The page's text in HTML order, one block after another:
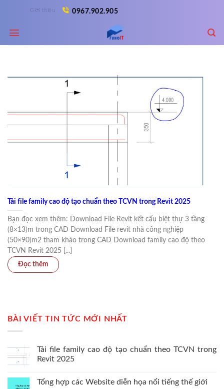
content
Giới thiệu 0967.902.905
Tải file family cao độ tạo chuẩn theo TCVN trong Revit 2025
Bạn đọc xem thêm: Download File Revit kết cấu biệt thự 3 tầng
(8×13)m trong CAD Download File revit nhà công nghiệp
(50×90)m2 tham khảo trong CAD Download family cao độ theo
TCVN Revit 2025 [...]
BÀI VIẾT TIN TỨC MỚI NHẤT
Tải file family cao độ tạo chuẩn theo TCVN trong
Revit 2025
Tổng hợp các Website diễn họa nổi tiếng thế giới